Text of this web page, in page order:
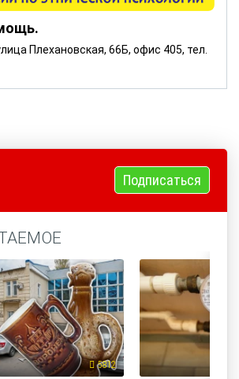
Плехановская, 66Б, офис 405, тел.
Подписаться
5812